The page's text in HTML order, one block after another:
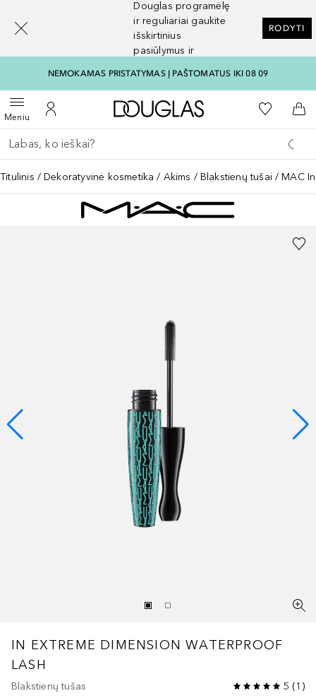
Douglas programėlę
ir reguliariai gaukite
išskirtinius
pasiūlymus ir
RODYTI
NEMOKAMAS PRISTATYMAS Į PAŠTOMATUS IKI 08 09
MeniuAtidaryti meniuĮ mano paskyrą
Į Douglas pagrindinį
Į mano
Į
Grįžk atgal
Vykdykite paiešką
Titulinis Dekoratyvinė kosmetika Akims Blakstienų tušai MAC
IN EXTREME DIMENSION WATERPROOF
LASH
Blakstienų tušas 5 (1 )
[navigation.slideout.screenreader]